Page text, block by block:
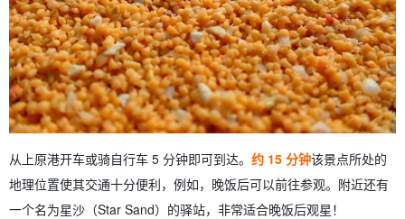
从上原港开车或骑自行车 5 分钟即可到达。 约 15 分钟该景点所处的
地理位置使其交通十分便利，例如，晚饭后可以前往参观。附近还有
一个名为星沙（Star Sand）的驿站，非常适合晚饭后观星！